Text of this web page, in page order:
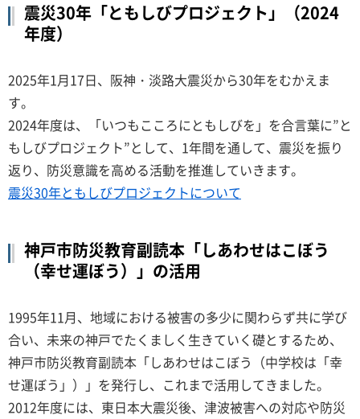
震災30年「ともしびプロジェクト」（2024
年度）
2025年1月17日、阪神・淡路大震災から30年をむかえま
す。
2024年度は、「いつもこころにともしびを」を合言葉に”と
もしびプロジェクト”として、1年間を通して、震災を振り
返り、防災意識を高める活動を推進していきます。
震災30年ともしびプロジェクトについて
神戸市防災教育副読本「しあわせはこぼう
（幸せ運ぼう）」の活用
1995年11月、地域における被害の多少に関わらず共に学び
合い、未来の神戸でたくましく生きていく礎とするため、
神戸市防災教育副読本「しあわせはこぼう（中学校は「幸
せ運ぼう」）」を発行し、これまで活用してきました。
2012年度には、東日本大震災後、津波被害への対応や防災